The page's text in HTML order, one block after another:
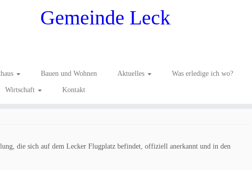
Gemeinde Leck
Bauen und Wohnen Aktuelles Was erledige ich wo?
Wirtschaft Kontakt
die sich auf dem Lecker Flugplatz befindet, offiziell anerkannt und in den